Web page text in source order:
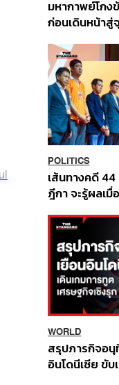
มหากาพย์โก
ก่อนเดินหน้าสู่
POLITICS
เส้นทางคดี
ฎีกา จะรู้ผลเมื่
WORLD
สรุปภารกิจอนุ
อินโดนีเซีย ขั